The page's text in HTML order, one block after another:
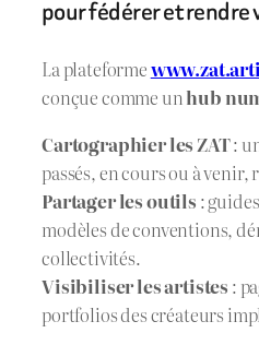
pour fédérer et rendre
La plateforme
conçue comme unhub
Cartographier les ZAT:
passés, en cours ou à
Partager les outils :
modèles de conventions,
collectivités.
Visibiliser les artistes :
portfolios des créateurs